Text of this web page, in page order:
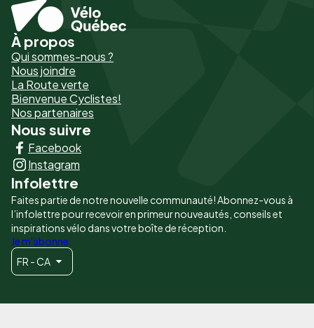
Pied
de
page
-
Liens
principaux
À propos
Qui sommes-nous ?
Nous joindre
La Route verte
Bienvenue Cyclistes!
Nos partenaires
Nous suivre
Facebook
Instagram
Infolettre
Faites partie de notre nouvelle communauté! Abonnez-vous à
l’infolettre pour recevoir en primeur nouveautés, conseils et
inspirations vélo dans votre boîte de réception.
Je m'abonne
FR - CA